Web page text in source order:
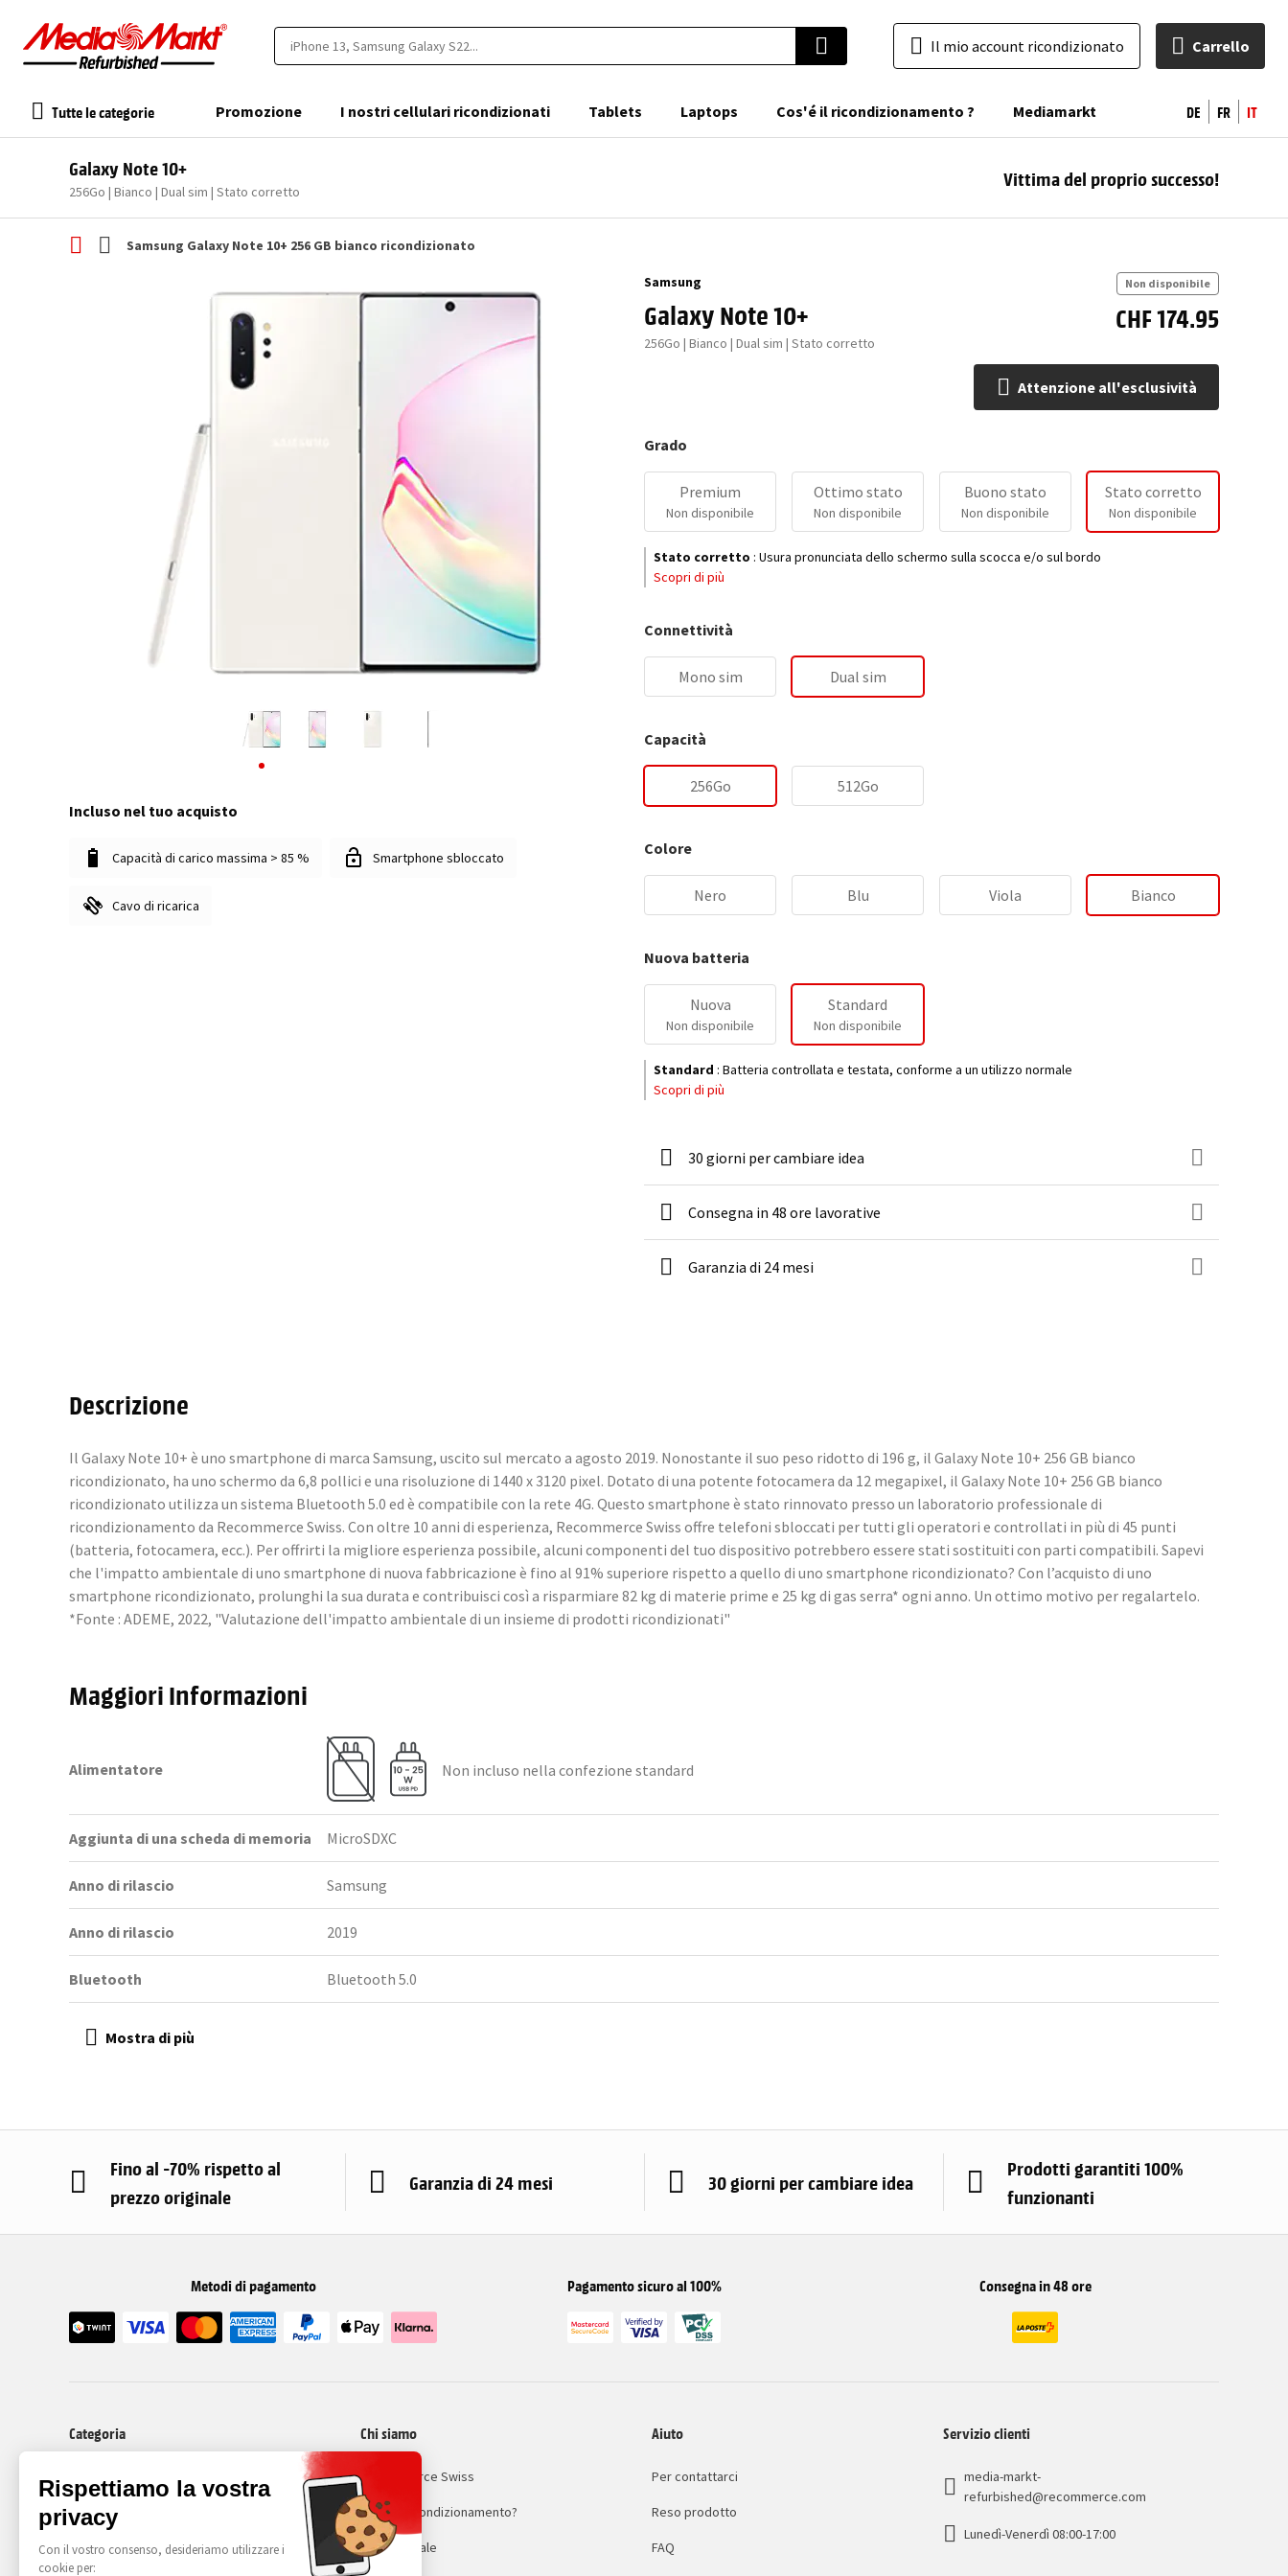
Il mio account ricondizionato Carrello
Tutte le categorie Promozione I nostri cellulari ricondizionati Tablets Laptops Cos'é il ricondizionamento ? Mediamarkt DE FR IT
Galaxy Note 10+
256Go | Bianco | Dual sim | Stato corretto
Vittima del proprio successo!
Samsung Galaxy Note 10+ 256 GB bianco ricondizionato
Samsung
Galaxy Note 10+
256Go | Bianco | Dual sim | Stato corretto
Non disponibile
Incluso nel tuo acquisto
Capacità di carico massima > 85 % Smartphone sbloccato
Cavo di ricarica
CHF 174.95
Attenzione all'esclusività
Grado
Premium
Non disponibile
Ottimo stato
Non disponibile
Buono stato
Non disponibile
Stato corretto
Non disponibile
Stato corretto : Usura pronunciata dello schermo sulla scocca e/o sul bordo
Scopri di più
Connettività
Mono sim Dual sim
Capacità
256Go 512Go
Colore
Nero Blu Viola Bianco
Nuova batteria
Nuova
Non disponibile
Standard
Non disponibile
Standard : Batteria controllata e testata, conforme a un utilizzo normale
Scopri di più
30 giorni per cambiare idea
Consegna in 48 ore lavorative
Garanzia di 24 mesi
Descrizione
Il Galaxy Note 10+ è uno smartphone di marca Samsung, uscito sul mercato a agosto 2019. Nonostante il suo peso ridotto di 196 g, il Galaxy Note 10+ 256 GB bianco
ricondizionato, ha uno schermo da 6,8 pollici e una risoluzione di 1440 x 3120 pixel. Dotato di una potente fotocamera da 12 megapixel, il Galaxy Note 10+ 256 GB bianco
ricondizionato utilizza un sistema Bluetooth 5.0 ed è compatibile con la rete 4G. Questo smartphone è stato rinnovato presso un laboratorio professionale di
ricondizionamento da Recommerce Swiss. Con oltre 10 anni di esperienza, Recommerce Swiss offre telefoni sbloccati per tutti gli operatori e controllati in più di 45 punti
(batteria, fotocamera, ecc.). Per offrirti la migliore esperienza possibile, alcuni componenti del tuo dispositivo potrebbero essere stati sostituiti con parti compatibili. Sapevi
che l'impatto ambientale di uno smartphone di nuova fabbricazione è fino al 91% superiore rispetto a quello di uno smartphone ricondizionato? Con l’acquisto di uno
smartphone ricondizionato, prolunghi la sua durata e contribuisci così a risparmiare 82 kg di materie prime e 25 kg di gas serra* ogni anno. Un ottimo motivo per regalartelo.
*Fonte : ADEME, 2022, "Valutazione dell'impatto ambientale di un insieme di prodotti ricondizionati"
Maggiori Informazioni
Alimentatore Non incluso nella confezione standard
Aggiunta di una scheda di memoria MicroSDXC
Anno di rilascio Samsung
Anno di rilascio 2019
Bluetooth Bluetooth 5.0
Fino al -70% rispetto al
prezzo originale
Garanzia di 24 mesi 30 giorni per cambiare idea
Prodotti garantiti 100%
funzionanti
Metodi di pagamento Pagamento sicuro al 100% Consegna in 48 ore
Categoria
I nostri cellulari ricondizionati
Chi siamo
Recommerce Swiss
Cos'é il ricondizionamento?
Avviso legale
Aiuto
Per contattarci
Reso prodotto
FAQ
Servizio clienti
media-markt-
refurbished@recommerce.com
Lunedì-Venerdì 08:00-17:00